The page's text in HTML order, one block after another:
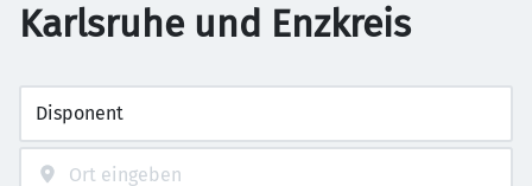
Karlsruhe und Enzkreis